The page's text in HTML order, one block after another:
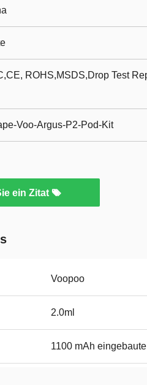
ROHS,MSDS,Drop Test
Voo-Argus-P2-Pod-Kit
ein Zitat
Voopoo
2.0ml
1100 mAh